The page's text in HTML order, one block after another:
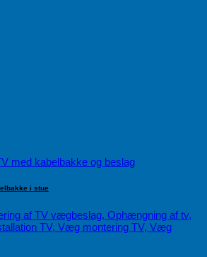
i stue
af TV vægbeslag, Ophængning af tv,
TV, Væg montering TV, Væg